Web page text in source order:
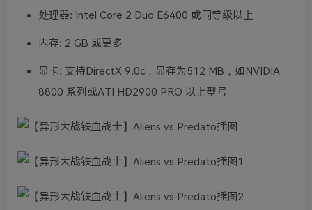
处理器: Intel Core 2 Duo E6400 或同等级以上
内存: 2 GB 或更多
显卡: 支持DirectX 9.0c，显存为512 MB，如NVIDIA
8800 系列或ATI HD2900 PRO 以上型号